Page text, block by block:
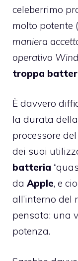
celeberrimo
molto potente (
maniera
operativo
troppa
È davvero
la durata
processore
dei suoi
batteria
da Apple, e
all’interno del
pensata: una
potenza.